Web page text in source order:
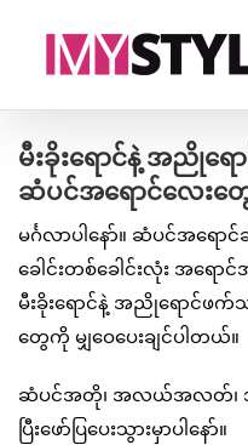
မီးခိုးရောင်နဲ့ အညိုရ
ဆံပင်အရောင်လေးတွ
မင်္ဂလာပါနော်။ ဆံပင်အရ
ခေါင်းတစ်ခေါင်းလုံး အရ
မီးခိုးရောင်နဲ့ အညိုရောင်ဖက်
တွေကို မျှဝေပေးချင်ပါတယ်။
ဆံပင်အတို၊ အလယ်အလတ်၊
ပြီးဖော်ပြပေးသွားမှာပါနော်။